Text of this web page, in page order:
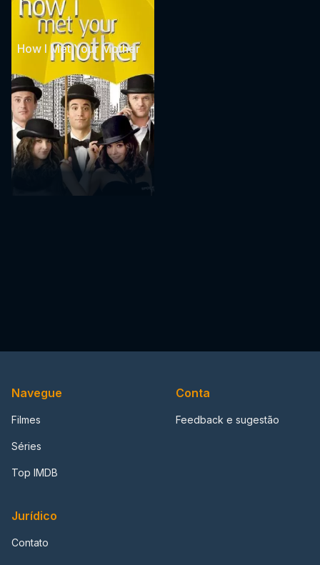
How I Met Your Mother
Navegue
Filmes
Séries
Top IMDB
Conta
Feedback e sugestão
Jurídico
Contato